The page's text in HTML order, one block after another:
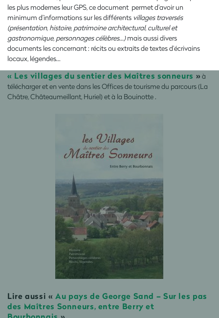
les plus modernes leur GPS, ce document permet d’avoir un
minimum d’informations sur les différents villages traversés
(présentation, histoire, patrimoine architectural, culturel et
gastronomique, personnages célèbres...)mais aussi divers
documents les concernant : récits ou extraits de textes d’écrivains
locaux, légendes...
« Les villages du sentier des Maîtres sonneurs » à
télécharger et en vente dans les Offices de tourisme du parcours (La
Châtre, Châteaumeillant, Huriel) et à la Bouinotte .
Lire aussi «Au pays de George Sand – Sur les pas
des Maîtres Sonneurs, entre Berry et